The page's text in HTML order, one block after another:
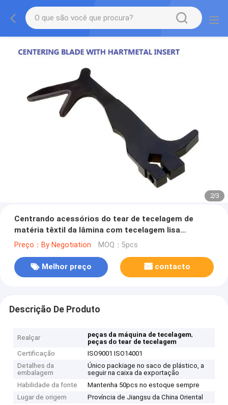
2/3
Centrando acessórios do tear de tecelagem de
matéria têxtil da lâmina com tecelagem lisa
cerâmica
Preço：By Negotiation MOQ：5pcs
Melhor preço contacto
Descrição De Produto
Realçar peças da máquina de tecelagem,
peças do tear de tecelagem
Certificação
ISO9001 ISO14001
Detalhes da
embalagem
Único packiage no saco de plástico, a
seguir na caixa da exportação
Habilidade da fonte
Mantenha 50pcs no estoque sempre
Lugar de origem
Província de Jiangsu da China Oriental